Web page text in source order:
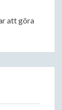
att göra